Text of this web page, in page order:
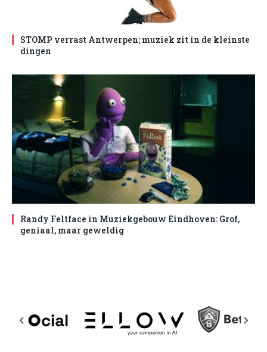
STOMP verrast Antwerpen; muziek zit in de kleinste
dingen
Randy Feltface in Muziekgebouw Eindhoven: Grof,
geniaal, maar geweldig